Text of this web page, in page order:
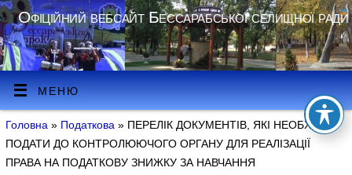
Офіційний вебсайт Бессарабської селищної ради
МЕНЮ
Головна » Податкова » ПЕРЕЛІК ДОКУМЕНТІВ, ЯКІ НЕОБХІДНО
ПОДАТИ ДО КОНТРОЛЮЮЧОГО ОРГАНУ ДЛЯ РЕАЛІЗАЦІЇ
ПРАВА НА ПОДАТКОВУ ЗНИЖКУ ЗА НАВЧАННЯ